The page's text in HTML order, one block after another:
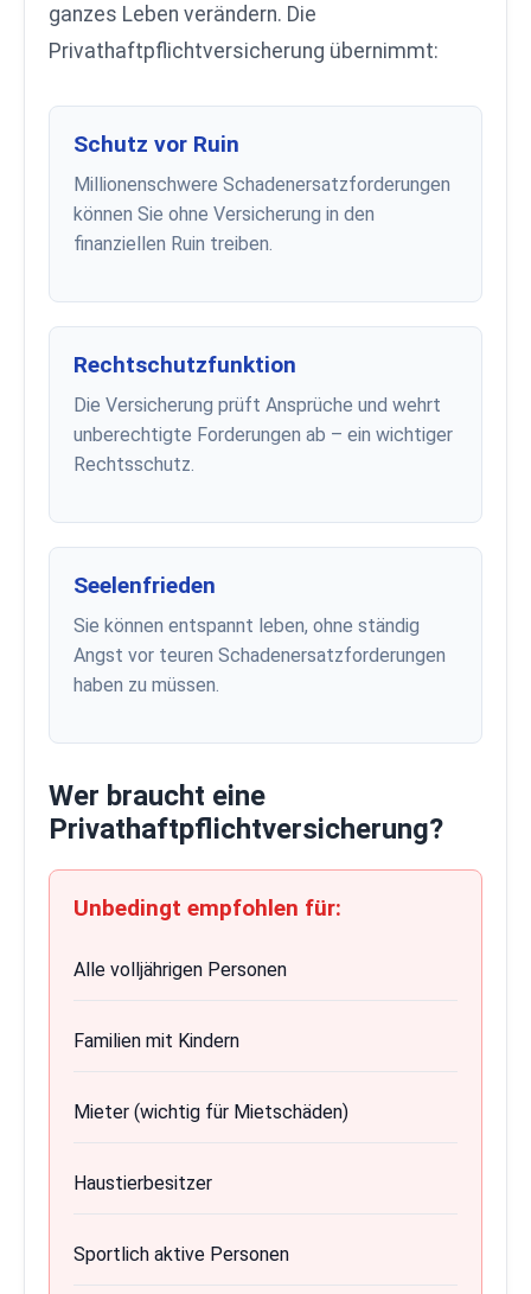
ganzes Leben verändern. Die
Privathaftpflichtversicherung übernimmt:
Schutz vor Ruin
Millionenschwere Schadenersatzforderungen
können Sie ohne Versicherung in den
finanziellen Ruin treiben.
Rechtschutzfunktion
Die Versicherung prüft Ansprüche und wehrt
unberechtigte Forderungen ab – ein wichtiger
Rechtsschutz.
Seelenfrieden
Sie können entspannt leben, ohne ständig
Angst vor teuren Schadenersatzforderungen
haben zu müssen.
Wer braucht eine
Privathaftpflichtversicherung?
Unbedingt empfohlen für:
Alle volljährigen Personen
Familien mit Kindern
Mieter (wichtig für Mietschäden)
Haustierbesitzer
Sportlich aktive Personen